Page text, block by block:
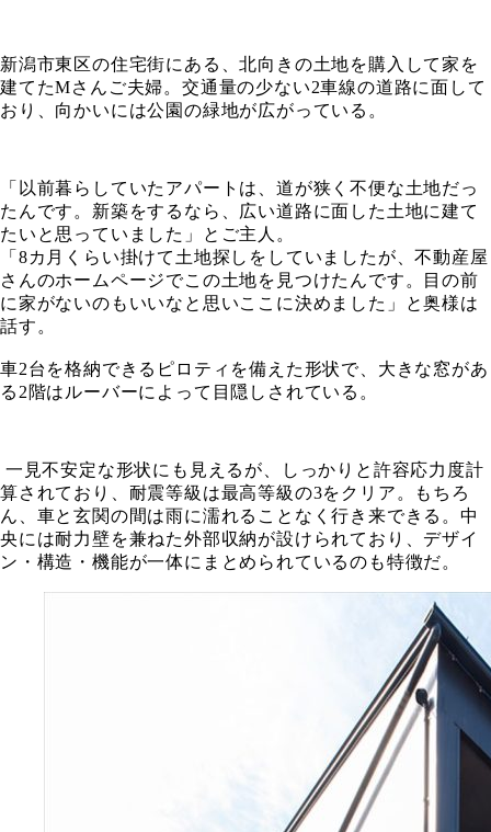
新潟市東区の住宅街にある、北向きの土地を購入して家を
建てたMさんご夫婦。交通量の少ない2車線の道路に面して
おり、向かいには公園の緑地が広がっている。
「以前暮らしていたアパートは、道が狭く不便な土地だっ
たんです。新築をするなら、広い道路に面した土地に建て
たいと思っていました」とご主人。
「8カ月くらい掛けて土地探しをしていましたが、不動産屋
さんのホームページでこの土地を見つけたんです。目の前
に家がないのもいいなと思いここに決めました」と奥様は
話す。
車2台を格納できるピロティを備えた形状で、大きな窓があ
る2階はルーバーによって目隠しされている。
一見不安定な形状にも見えるが、しっかりと許容応力度計
算されており、耐震等級は最高等級の3をクリア。もちろ
ん、車と玄関の間は雨に濡れることなく行き来できる。中
央には耐力壁を兼ねた外部収納が設けられており、デザイ
ン・構造・機能が一体にまとめられているのも特徴だ。